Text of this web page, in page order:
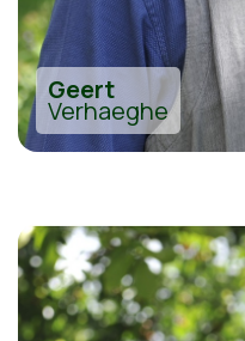
Geert
Verhaeghe